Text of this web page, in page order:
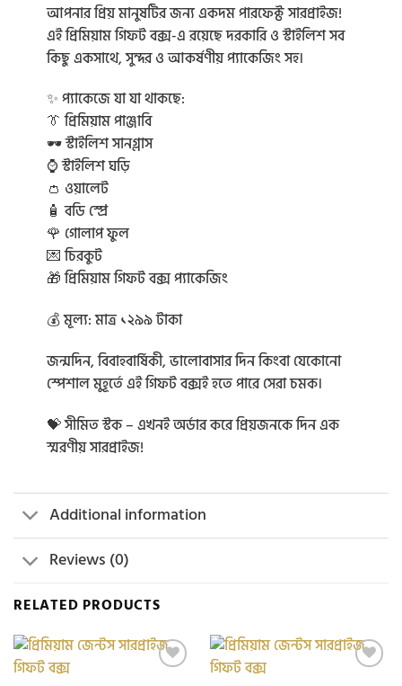
আপনার প্রিয় মানুষটির জন্য একদম পারফেক্ট সারপ্রাইজ!
এই প্রিমিয়াম গিফট বক্স-এ রয়েছে দরকারি ও স্টাইলিশ সব
কিছু একসাথে, সুন্দর ও আকর্ষণীয় প্যাকেজিং সহ।
✨ প্যাকেজে যা যা থাকছে:
👔 প্রিমিয়াম পাঞ্জাবি
🕶️ স্টাইলিশ সানগ্লাস
⌚ স্টাইলিশ ঘড়ি
👛 ওয়ালেট
🧴 বডি স্প্রে
🌹 গোলাপ ফুল
💌 চিরকুট
🎁 প্রিমিয়াম গিফট বক্স প্যাকেজিং
💰 মূল্য: মাত্র ১২৯৯ টাকা
জন্মদিন, বিবাহবার্ষিকী, ভালোবাসার দিন কিংবা যেকোনো
স্পেশাল মুহূর্তে এই গিফট বক্সই হতে পারে সেরা চমক।
💝 সীমিত স্টক – এখনই অর্ডার করে প্রিয়জনকে দিন এক
স্মরণীয় সারপ্রাইজ!
Additional information
Reviews (0)
RELATED PRODUCTS